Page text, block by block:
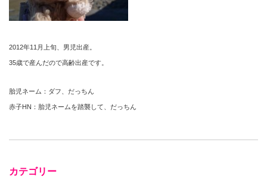
2012年11月上旬、男児出産。
35歳で産んだので高齢出産です。
胎児ネーム：ダフ、だっちん
赤子HN：胎児ネームを踏襲して、だっちん
カテゴリー